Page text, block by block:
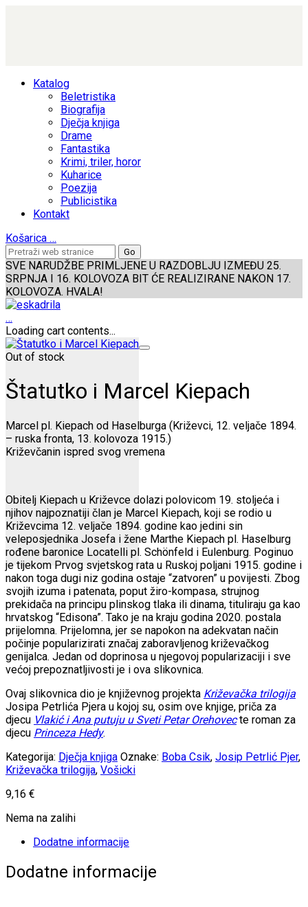
Katalog
Beletristika
Biografija
Dječja knjiga
Drame
Fantastika
Krimi, triler, horor
Kuharice
Poezija
Publicistika
Kontakt
Košarica …
SVE NARUDŽBE PRIMLJENE U RAZDOBLJU IZMEĐU 25.
SRPNJA I 16. KOLOVOZA BIT ĆE REALIZIRANE NAKON 17.
KOLOVOZA. HVALA!
…
Loading cart contents...
Out of stock
Štatutko i Marcel Kiepach
Marcel pl. Kiepach od Haselburga (Križevci, 12. veljače 1894.
– ruska fronta, 13. kolovoza 1915.)
Križevčanin ispred svog vremena
Obitelj Kiepach u Križevce dolazi polovicom 19. stoljeća i
njihov najpoznatiji član je Marcel Kiepach, koji se rodio u
Križevcima 12. veljače 1894. godine kao jedini sin
veleposjednika Josefa i žene Marthe Kiepach pl. Haselburg
rođene baronice Locatelli pl. Schönfeld i Eulenburg. Poginuo
je tijekom Prvog svjetskog rata u Ruskoj poljani 1915. godine i
nakon toga dugi niz godina ostaje “zatvoren” u povijesti. Zbog
svojih izuma i patenata, poput žiro-kompasa, strujnog
prekidača na principu plinskog tlaka ili dinama, tituliraju ga kao
hrvatskog “Edisona”. Tako je na kraju godina 2020. postala
prijelomna. Prijelomna, jer se napokon na adekvatan način
počinje popularizirati značaj zaboravljenog križevačkog
genijalca. Jedan od doprinosa u njegovoj popularizaciji i sve
većoj prepoznatljivosti je i ova slikovnica.
Ovaj slikovnica dio je književnog projekta Križevačka trilogija
Josipa Petrlića Pjera u kojoj su, osim ove knjige, priča za
djecu Vlakić i Ana putuju u Sveti Petar Orehovecte roman za
djecu Princeza Hedy.
Kategorija: Dječja knjiga Oznake: Boba Csik, Josip Petrlić Pjer,
Križevačka trilogija, Vošicki
9,16 €
Nema na zalihi
Dodatne informacije
Dodatne informacije